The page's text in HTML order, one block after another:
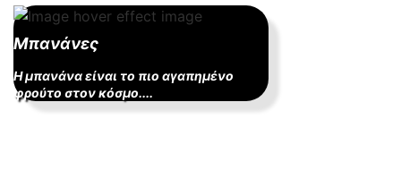
Μπανάνες
Η μπανάνα είναι το πιο αγαπημένο
φρούτο στον κόσμο....